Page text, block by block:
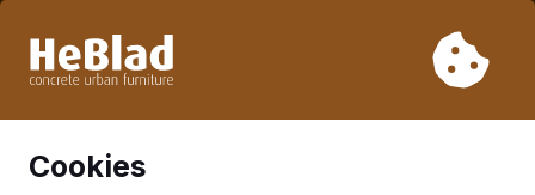
semaine 31 à la semaine 33. Veuillez donc tenir compte des
délais de livraison plus longs.
Cookies